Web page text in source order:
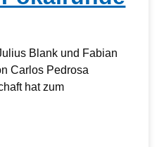
Blank und Fabian
Carlos Pedrosa
hat zum